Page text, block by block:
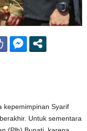
kepemimpinan Syarif
Untuk sementara